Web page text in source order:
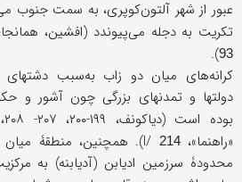
تکریت به دجله می‌پیوندد (افشین،
93
).
کرانه‌های میان دو زاب به‌سبب
دولتها و تمدنهای بزرگی چون آشور و
بوده است (دیاکونف، ۱۹۹-۲۰۰، ۲۰۷- ۲۰۸، ۲۱۴؛ مارکوارت،
«راهنما»، I/214
). همچنین، منطقۀ میان
محدودۀ سرزمین ادیابن (آدیابنه) به